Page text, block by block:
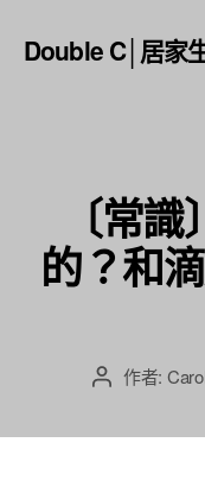
Double C│居家
〔常
的？和
文 作者: